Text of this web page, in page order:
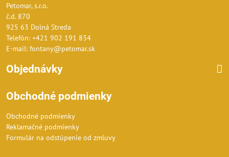
Petomar, s.r.o.
č.d. 870
925 63 Dolná Streda
Telefón: +421 902 191 834
E-mail: fontany@petomar.sk
Objednávky
Obchodné podmienky
Obchodné podmienky
Reklamačné podmienky
Formulár na odstúpenie od zmluvy